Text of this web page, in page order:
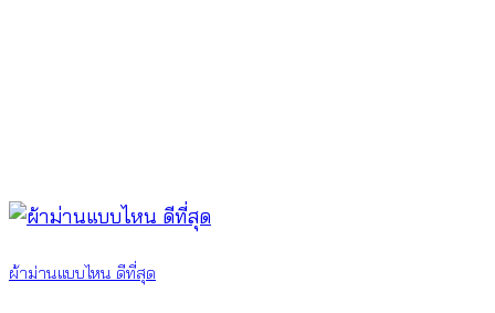
ผ้าม่านแบบไหน ดีที่สุด